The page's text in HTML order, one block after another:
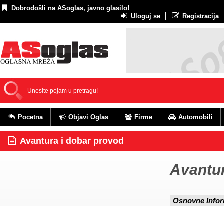
Dobrodošli na ASoglas, javno glasilo!
Uloguj se
Registracija
Pocetna Objavi Oglas Firme Automobili
Avantura i dobar provod
Osnovne